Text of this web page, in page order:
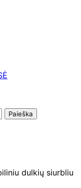
dulkių siurbliu